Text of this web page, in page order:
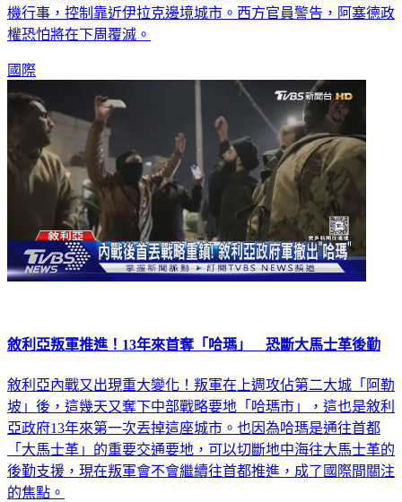
機行事，控制靠近伊拉克邊境城市。西方官員警告，阿塞德政
權恐怕將在下周覆滅。
國際
敘利亞叛軍推進！13年來首奪「哈瑪」 恐斷大馬士革後勤
敘利亞內戰又出現重大變化！叛軍在上週攻佔第二大城「阿勒
坡」後，這幾天又奪下中部戰略要地「哈瑪市」，這也是敘利
亞政府13年來第一次丟掉這座城市。也因為哈瑪是通往首都
「大馬士革」的重要交通要地，可以切斷地中海往大馬士革的
後勤支援，現在叛軍會不會繼續往首都推進，成了國際間關注
的焦點。